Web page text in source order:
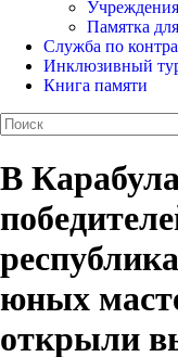
Учреждения
Памятка
Служба по
Инклюзивный
Книга памяти
В
юных
открыли